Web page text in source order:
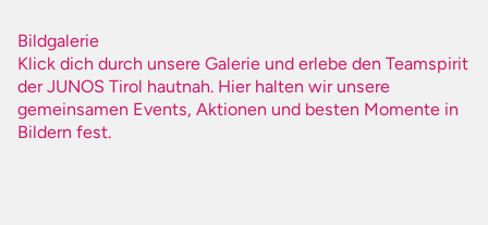
Bildgalerie
Klick dich durch unsere Galerie und erlebe den Teamspirit
der JUNOS Tirol hautnah. Hier halten wir unsere
gemeinsamen Events, Aktionen und besten Momente in
Bildern fest.